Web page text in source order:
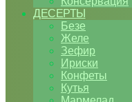
ДЕСЕРТЫ
Безе
Желе
Зефир
Ириски
Конфеты
Кутья